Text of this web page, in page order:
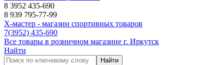
8 3952 435-690
8 939 795-77-99
Х-мастер - магазин спортивных товаров
7(3952) 435-690
Все товары в розничном магазине г. Иркутск
Найти
Найти